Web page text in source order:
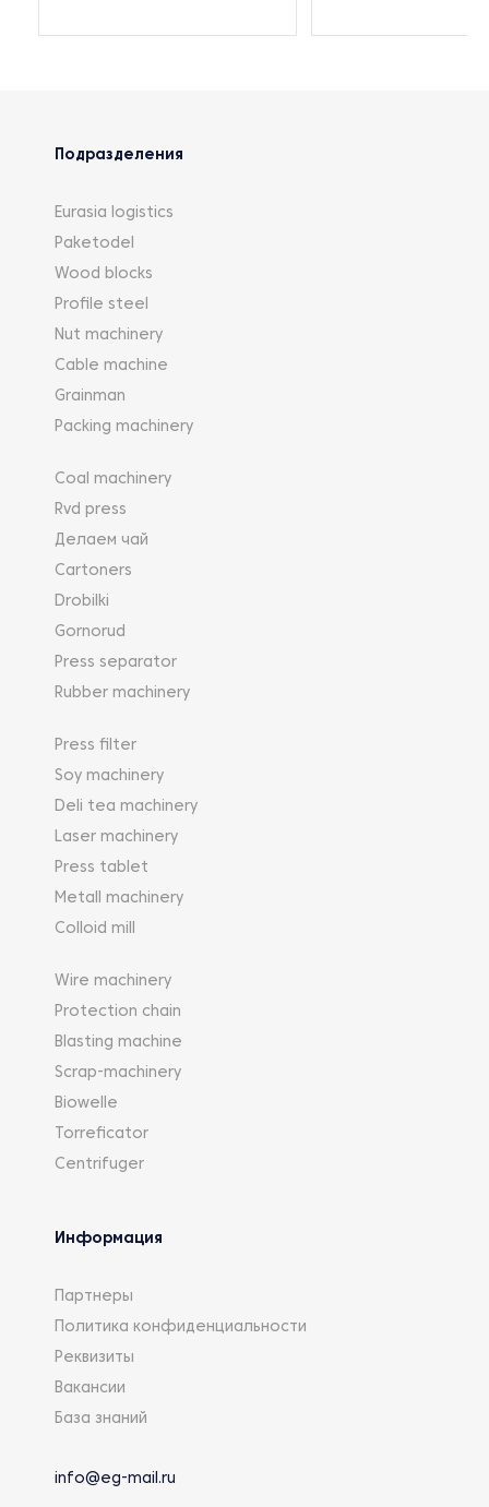
Подразделения
Eurasia logistics
Paketodel
Wood blocks
Profile steel
Nut machinery
Cable machine
Grainman
Packing machinery
Coal machinery
Rvd press
Делаем чай
Cartoners
Drobilki
Gornorud
Press separator
Rubber machinery
Press filter
Soy machinery
Deli tea machinery
Laser machinery
Press tablet
Metall machinery
Colloid mill
Wire machinery
Protection chain
Blasting machine
Scrap-machinery
Biowelle
Torreficator
Centrifuger
Информация
Партнеры
Политика конфиденциальности
Реквизиты
Вакансии
База знаний
info@eg-mail.ru